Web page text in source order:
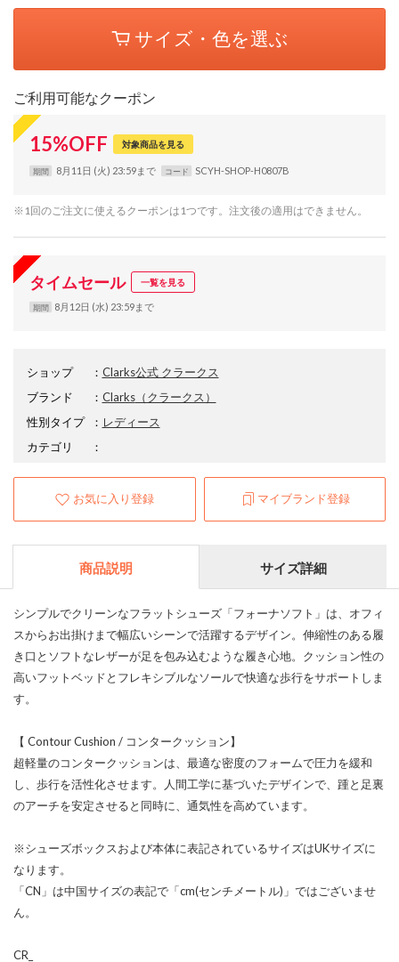
サイズ・色を選ぶ
ご利用可能なクーポン
15%OFF 対象商品を見る
期間 8月11日 (火) 23:59まで コード SCYH-SHOP-H0807B
※1回のご注文に使えるクーポンは1つです。注文後の適用はできません。
タイムセール 一覧を見る
期間 8月12日 (水) 23:59まで
ショップ ： Clarks公式 クラークス
ブランド
： Clarks（クラークス）
性別タイプ
： レディース
カテゴリ
：
お気に入り登録 マイブランド登録
商品説明 サイズ詳細
シンプルでクリーンなフラットシューズ「フォーナソフト」は、オフィ
スからお出掛けまで幅広いシーンで活躍するデザイン。伸縮性のある履
き口とソフトなレザーが足を包み込むような履き心地。クッション性の
高いフットベッドとフレキシブルなソールで快適な歩行をサポートしま
す。
【 Contour Cushion / コンタークッション】
超軽量のコンタークッションは、最適な密度のフォームで圧力を緩和
し、歩行を活性化させます。人間工学に基づいたデザインで、踵と足裏
のアーチを安定させると同時に、通気性を高めています。
※シューズボックスおよび本体に表記されているサイズはUKサイズに
なります。
「CN」は中国サイズの表記で「cm(センチメートル)」ではございませ
ん。
CR_